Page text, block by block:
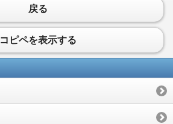
戻る
コピペを表示する